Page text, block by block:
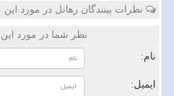
نظرات بینندگان رهاتل در مورد
نظر شما در مورد
نام:
ایمیل: